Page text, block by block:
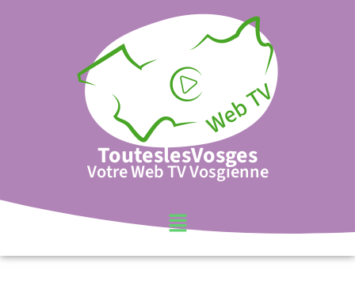
TouteslesVosges
Votre Web TV Vosgienne